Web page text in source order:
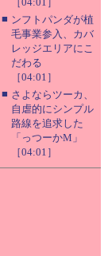
■ ンフトパンダが植
毛事業参入、カバ
レッジエリアにこ
だわる
［04:01］
■ さよならツーカ、
自虐的にシンプル
路線を追求した
「っつーかM」
［04:01］